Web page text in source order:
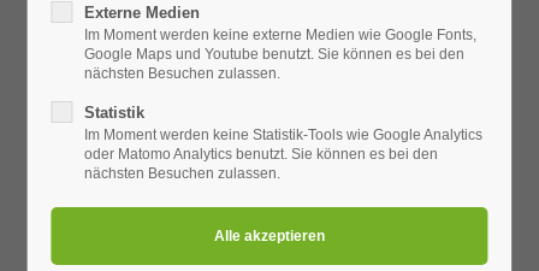
Anmelden
Register
Support
Lorem ipsum dolor sit amet:
Eine Auswahl von namhaften Partnerfirmen, mit denen wir
Externe Medien
Im Moment werden keine externe Medien wie Google Fonts,
Google Maps und Youtube benutzt. Sie können es bei den
nächsten Besuchen zulassen.
Statistik
Im Moment werden keine Statistik-Tools wie Google Analytics
oder Matomo Analytics benutzt. Sie können es bei den
nächsten Besuchen zulassen.